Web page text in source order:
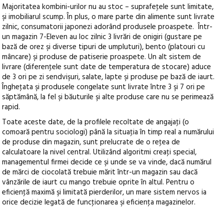
Majoritatea kombini-urilor nu au stoc – suprafeţele sunt limitate,
şi imobiliarul scump. În plus, o mare parte din alimente sunt livrate
zilnic, consumatorii japonezi adorând produsele proaspete. Într-
un magazin 7-Eleven au loc zilnic 3 livrări de onigiri (gustare pe
bază de orez şi diverse tipuri de umpluturi), bento (platouri cu
mâncare) şi produse de patiserie proaspete. Un alt sistem de
livrare (diferenţele sunt date de temperatura de stocare) aduce
de 3 ori pe zi sendvişuri, salate, lapte şi produse pe bază de iaurt.
Îngheţata şi produsele congelate sunt livrate între 3 şi 7 ori pe
săptămână, la fel şi băuturile şi alte produse care nu se perimează
rapid.
Toate aceste date, de la profilele recoltate de angajaţi (o
comoară pentru sociologi) până la situaţia în timp real a numărului
de produse din magazin, sunt prelucrate de o reţea de
calculatoare la nivel central. Utilizând algoritmi creaţi special,
managementul firmei decide ce şi unde se va vinde, dacă numărul
de mărci de ciocolată trebuie mărit într-un magazin sau dacă
vânzările de iaurt cu mango trebuie oprite în altul. Pentru o
eficienţă maximă şi limitată pierderilor, un mare sistem nervos ia
orice decizie legată de funcţionarea şi eficienţa magazinelor.